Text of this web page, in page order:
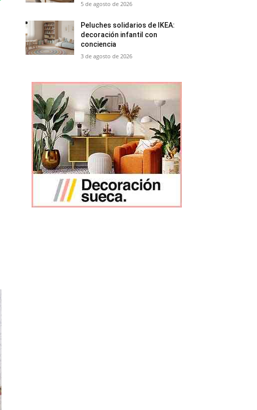
5 de agosto de 2026
Peluches solidarios de IKEA:
decoración infantil con
conciencia
3 de agosto de 2026